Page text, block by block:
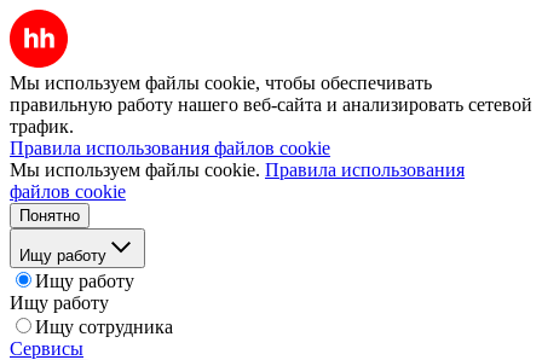
Мы используем файлы cookie, чтобы обеспечивать
правильную работу нашего веб-сайта и анализировать сетевой
трафик.
Правила использования файлов cookie
Мы используем файлы cookie. Правила использования
файлов cookie
Понятно
Ищу работу
Ищу работу
Ищу работу
Ищу сотрудника
Сервисы